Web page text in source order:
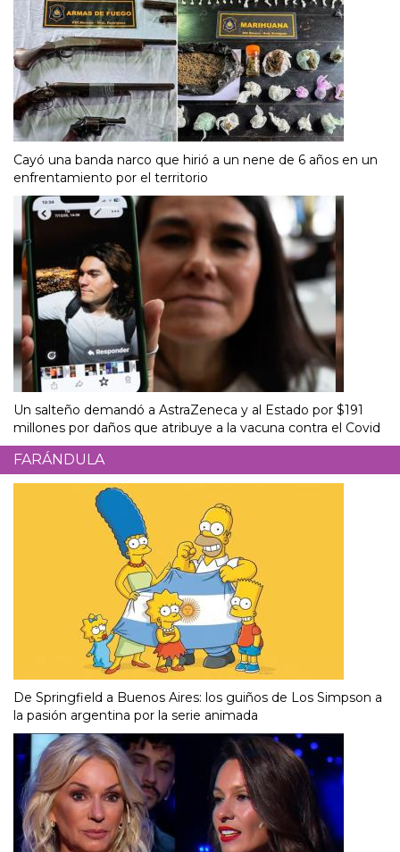
Cayó una banda narco que hirió a un nene de 6 años en un
enfrentamiento por el territorio
Un salteño demandó a AstraZeneca y al Estado por $191
millones por daños que atribuye a la vacuna contra el Covid
FARÁNDULA
De Springfield a Buenos Aires: los guiños de Los Simpson a
la pasión argentina por la serie animada